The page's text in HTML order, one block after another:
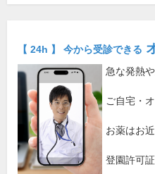
【 24h 】 今から受診できる
急な発熱
ご自宅・
お薬はお
登園許可